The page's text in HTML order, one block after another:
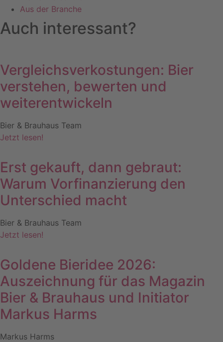
Aus der Branche
Auch interessant?
Vergleichsverkostungen: Bier
verstehen, bewerten und
weiterentwickeln
Bier & Brauhaus Team
Jetzt lesen!
Erst gekauft, dann gebraut:
Warum Vorfinanzierung den
Unterschied macht
Bier & Brauhaus Team
Jetzt lesen!
Goldene Bieridee 2026:
Auszeichnung für das Magazin
Bier & Brauhaus und Initiator
Markus Harms
Markus Harms